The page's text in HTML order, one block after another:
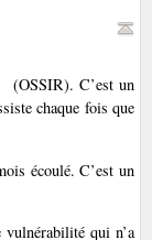
(OSSIR). C’est un
chaque fois que
écoulé. C’est un
vulnérabilité qui n’a